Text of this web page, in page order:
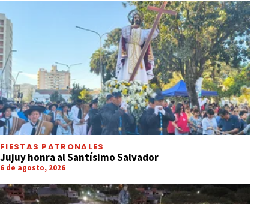
FIESTAS PATRONALES
Jujuy honra al Santísimo Salvador
6 de agosto, 2026